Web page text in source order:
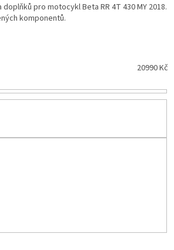
pro motocykl Beta RR 4T 430 MY 2018.
komponentů.
20990Kč